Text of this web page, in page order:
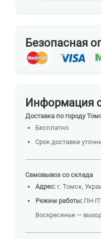
Безопасная
Информация
Доставка по городу
Бесплатно
Срок доставки
Самовывоз со склада
Адрес: г. Томск,
Режим работы: ПН-
Воскресенье —